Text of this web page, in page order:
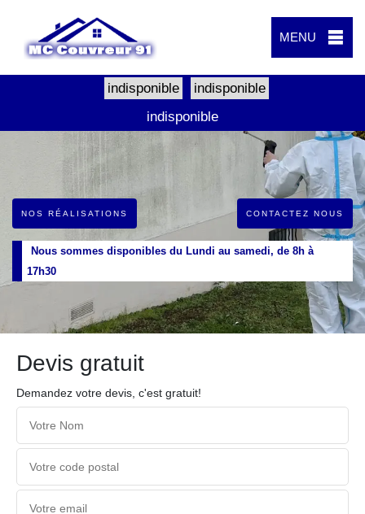
MENU
indisponible
indisponible
indisponible
NOS RÉALISATIONS CONTACTEZ NOUS
Nous sommes disponibles du Lundi au samedi, de 8h à
17h30
Devis gratuit
Demandez votre devis, c'est gratuit!